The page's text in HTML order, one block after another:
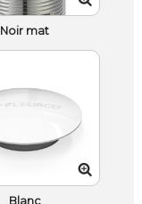
Noir mat
Blanc